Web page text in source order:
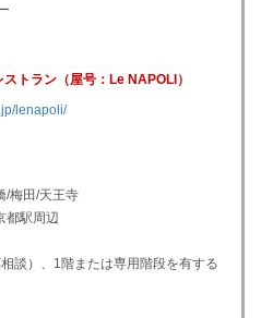
トラン（屋号：Le NAPOLI）
lenapoli/
/梅田/天王寺
都駅周辺
談）、1階または専用階段を有する